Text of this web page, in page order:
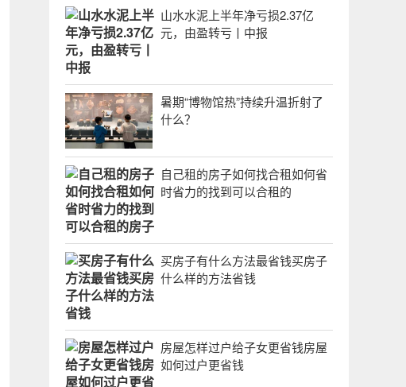
山水水泥上半年净亏损2.37亿
元，由盈转亏丨中报
暑期“博物馆热”持续升温折射了
什么？
自己租的房子如何找合租如何省
时省力的找到可以合租的
买房子有什么方法最省钱买房子
什么样的方法省钱
房屋怎样过户给子女更省钱房屋
如何过户更省钱